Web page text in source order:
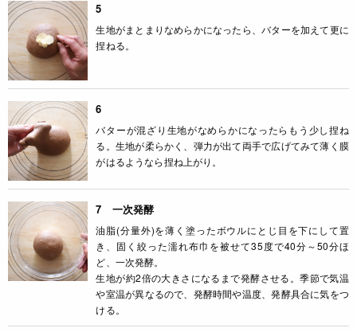
5
生地がまとまりなめらかになったら、バターを加えて更に
捏ねる。
6
バターが混ざり生地がなめらかになったらもう少し捏ね
る。生地が柔らかく、弾力が出て両手で広げてみて薄く膜
がはるようなら捏ね上がり。
7 一次発酵
油脂(分量外)を薄く塗ったボウルにとじ目を下にして置
き、固く絞った濡れ布巾を被せて35度で40分～50分ほ
ど、一次発酵。
生地が約2倍の大きさになるまで発酵させる。季節で気温
や室温が異なるので、発酵時間や温度、発酵具合に気をつ
ける。